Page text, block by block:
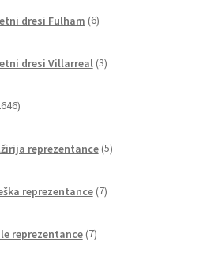
dresi Fulham 6izdelkov
dresi Villarreal 3izdelki
izdelkov
reprezentance 5izdelkov
reprezentance 7izdelkov
reprezentance 7izdelkov